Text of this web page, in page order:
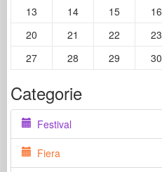
13 14 15 16
20
21 22 23
27
28 29 30
Categorie
Festival
Fiera